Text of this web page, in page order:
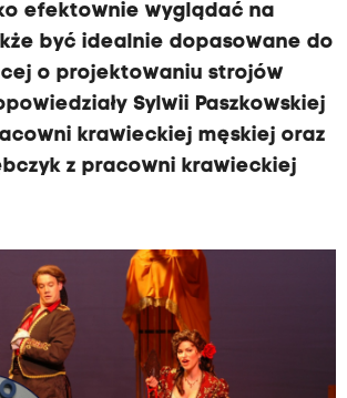
efektownie wyglądać na
być idealnie dopasowane do
o projektowaniu strojów
Sylwii Paszkowskiej
krawieckiej męskiej oraz
z pracowni krawieckiej